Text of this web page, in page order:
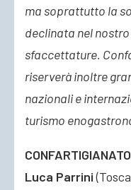
ma soprattutto la
declinata nel
sfaccettature.
riserverà inoltre
nazionali e
turismo
Luca Parrini